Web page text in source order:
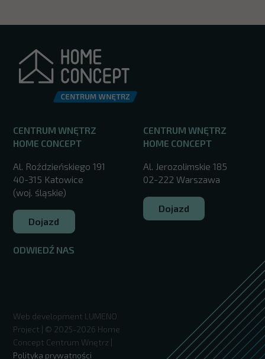
CENTRUM WNĘTRZ
HOME CONCEPT
Al. Roździeńskiego 191
40-315 Katowice
(woj. śląskie)
Dojazd
ODWIEDŹ NAS
CENTRUM WNĘTRZ
HOME CONCEPT
Al. Jerozolimskie 185
02-222 Warszawa
Dojazd
Web development LUMENO
Project | © 2025-2026 Home
Concept Centrum Wnętrz |
Polityka prywatności